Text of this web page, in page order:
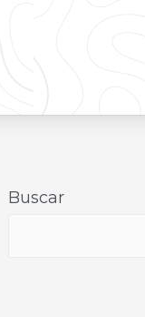
Buscar